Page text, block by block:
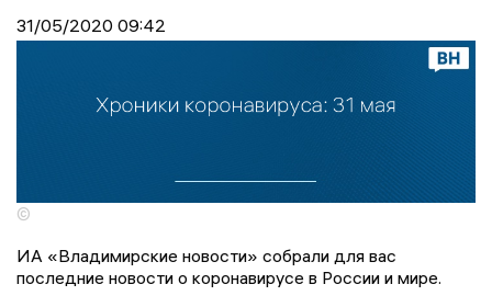
31/05/2020 09:42
©
ИА «Владимирские новости» собрали для вас
последние новости о коронавирусе в России и мире.